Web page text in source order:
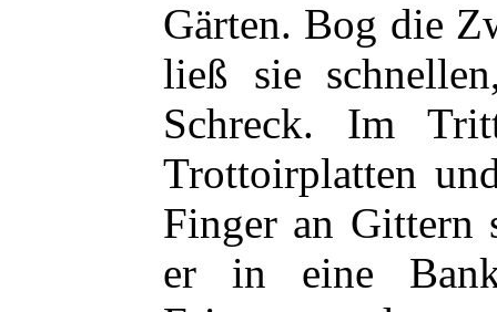
Gärten. Bog die
ließ sie
Schreck. Im
Trottoirplatten
Finger an Gittern
er in eine